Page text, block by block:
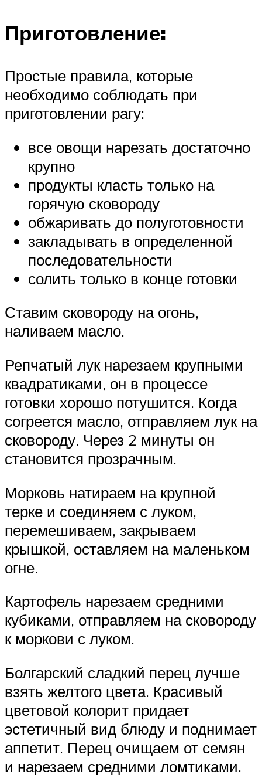
Приготовление:
Простые правила, которые
необходимо соблюдать при
приготовлении рагу:
все овощи нарезать достаточно
крупно
продукты класть только на
горячую сковороду
обжаривать до полуготовности
закладывать в определенной
последовательности
солить только в конце готовки
Ставим сковороду на огонь,
наливаем масло.
Репчатый лук нарезаем крупными
квадратиками, он в процессе
готовки хорошо потушится. Когда
согреется масло, отправляем лук на
сковороду. Через 2 минуты он
становится прозрачным.
Морковь натираем на крупной
терке и соединяем с луком,
перемешиваем, закрываем
крышкой, оставляем на маленьком
огне.
Картофель нарезаем средними
кубиками, отправляем на сковороду
к моркови с луком.
Болгарский сладкий перец лучше
взять желтого цвета. Красивый
цветовой колорит придает
эстетичный вид блюду и поднимает
аппетит. Перец очищаем от семян
и нарезаем средними ломтиками.